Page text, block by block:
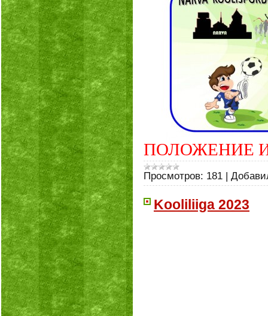
ПОЛОЖЕНИЕ И
Просмотров: 181 |
Kooliliiga 2023